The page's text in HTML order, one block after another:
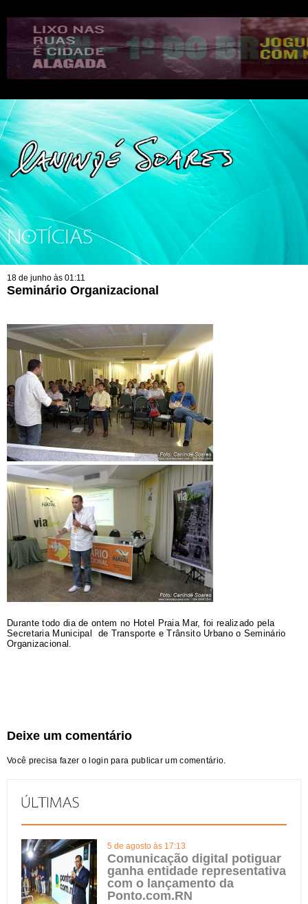
NOTÍCIAS
18 de junho às 01:11
Seminário Organizacional
Durante todo dia de ontem no Hotel Praia Mar, foi realizado pela
Secretaria Municipal
de Transporte e Trânsito Urbano o Seminário
Organizacional.
Deixe um comentário
Você precisa fazer o login para publicar um comentário.
5 de agosto às 17:13
Comunicação digital potiguar
ganha entidade representativa
com o lançamento da
Ponto.com.RN